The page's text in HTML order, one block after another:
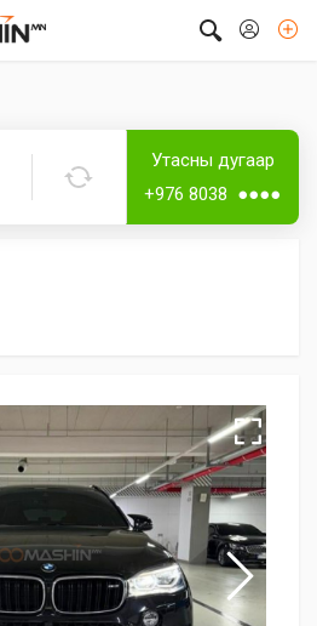
Утасны дугаар
+976 8038 ●●●●